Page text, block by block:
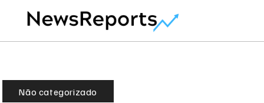
Não categorizado